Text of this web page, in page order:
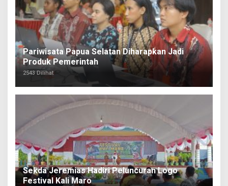
Pariwisata Papua Selatan Diharapkan Jadi
Produk Pemerintah
2543 Dilihat
Sekda Jeremias Hadiri Peluncuran Logo
Festival Kali Maro